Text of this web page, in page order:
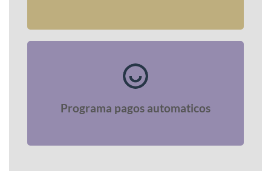
Programa pagos automaticos